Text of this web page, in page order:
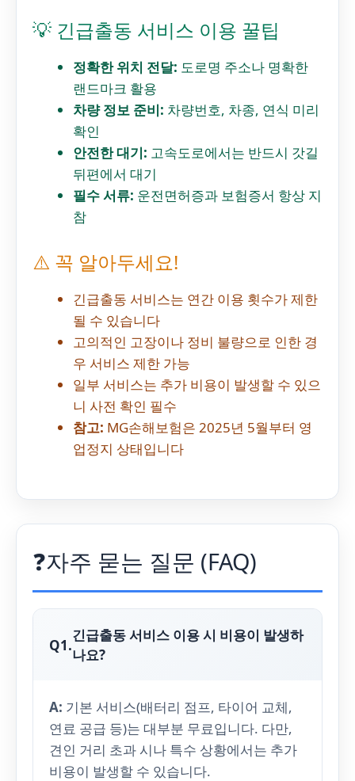
💡 긴급출동 서비스 이용 꿀팁
정확한 위치 전달: 도로명 주소나 명확한
랜드마크 활용
차량 정보 준비: 차량번호, 차종, 연식 미리
확인
안전한 대기: 고속도로에서는 반드시 갓길
뒤편에서 대기
필수 서류: 운전면허증과 보험증서 항상 지
참
⚠️ 꼭 알아두세요!
긴급출동 서비스는 연간 이용 횟수가 제한
될 수 있습니다
고의적인 고장이나 정비 불량으로 인한 경
우 서비스 제한 가능
일부 서비스는 추가 비용이 발생할 수 있으
니 사전 확인 필수
참고: MG손해보험은 2025년 5월부터 영
업정지 상태입니다
❓자주 묻는 질문 (FAQ)
Q1.
긴급출동 서비스 이용 시 비용이 발생하
나요?
A: 기본 서비스(배터리 점프, 타이어 교체,
연료 공급 등)는 대부분 무료입니다. 다만,
견인 거리 초과 시나 특수 상황에서는 추가
비용이 발생할 수 있습니다.